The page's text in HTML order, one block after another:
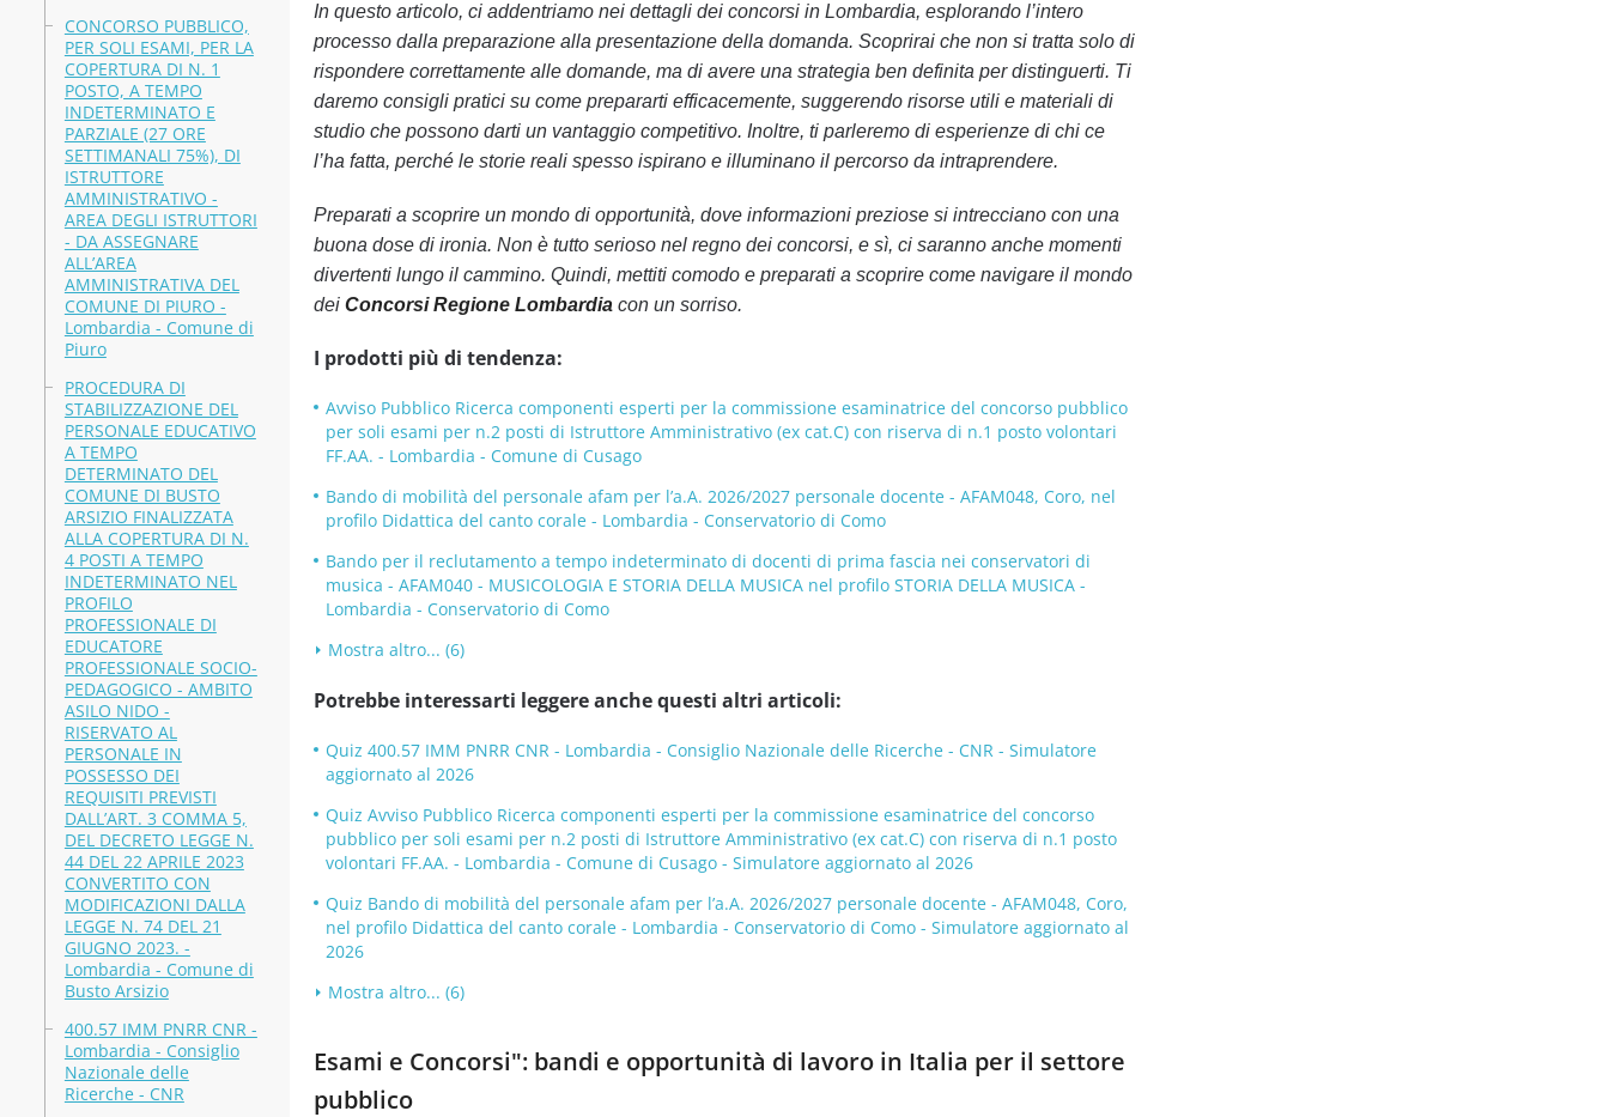
CONCORSO PUBBLICO,
PER SOLI ESAMI, PER LA
COPERTURA DI N. 1
POSTO, A TEMPO
INDETERMINATO E
PARZIALE (27 ORE
SETTIMANALI 75%), DI
ISTRUTTORE
AMMINISTRATIVO -
AREA DEGLI ISTRUTTORI
- DA ASSEGNARE
ALL’AREA
AMMINISTRATIVA DEL
COMUNE DI PIURO -
Lombardia - Comune di
Piuro
PROCEDURA DI
STABILIZZAZIONE DEL
PERSONALE EDUCATIVO
A TEMPO
DETERMINATO DEL
COMUNE DI BUSTO
ARSIZIO FINALIZZATA
ALLA COPERTURA DI N.
4 POSTI A TEMPO
INDETERMINATO NEL
PROFILO
PROFESSIONALE DI
EDUCATORE
PROFESSIONALE SOCIO-
PEDAGOGICO - AMBITO
ASILO NIDO -
RISERVATO AL
PERSONALE IN
POSSESSO DEI
REQUISITI PREVISTI
DALL’ART. 3 COMMA 5,
DEL DECRETO LEGGE N.
44 DEL 22 APRILE 2023
CONVERTITO CON
MODIFICAZIONI DALLA
LEGGE N. 74 DEL 21
GIUGNO 2023. -
Lombardia - Comune di
Busto Arsizio
400.57 IMM PNRR CNR -
Lombardia - Consiglio
Nazionale delle
Ricerche - CNR
In questo articolo, ci addentriamo nei dettagli dei concorsi in Lombardia, esplorando l’intero
processo dalla preparazione alla presentazione della domanda. Scoprirai che non si tratta solo di
rispondere correttamente alle domande, ma di avere una strategia ben definita per distinguerti. Ti
daremo consigli pratici su come prepararti efficacemente, suggerendo risorse utili e materiali di
studio che possono darti un vantaggio competitivo. Inoltre, ti parleremo di esperienze di chi ce
l’ha fatta, perché le storie reali spesso ispirano e illuminano il percorso da intraprendere.
Preparati a scoprire un mondo di opportunità, dove informazioni preziose si intrecciano con una
buona dose di ironia. Non è tutto serioso nel regno dei concorsi, e sì, ci saranno anche momenti
divertenti lungo il cammino. Quindi, mettiti comodo e preparati a scoprire come navigare il mondo
dei Concorsi Regione Lombardiacon un sorriso.
I prodotti più di tendenza:
Avviso Pubblico Ricerca componenti esperti per la commissione esaminatrice del concorso pubblico
per soli esami per n.2 posti di Istruttore Amministrativo (ex cat.C) con riserva di n.1 posto volontari
FF.AA. - Lombardia - Comune di Cusago
Bando di mobilità del personale afam per l’a.A. 2026/2027 personale docente - AFAM048, Coro, nel
profilo Didattica del canto corale - Lombardia - Conservatorio di Como
Bando per il reclutamento a tempo indeterminato di docenti di prima fascia nei conservatori di
musica - AFAM040 - MUSICOLOGIA E STORIA DELLA MUSICA nel profilo STORIA DELLA MUSICA -
Lombardia - Conservatorio di Como
Mostra altro... (6)
Potrebbe interessarti leggere anche questi altri articoli:
Quiz 400.57 IMM PNRR CNR - Lombardia - Consiglio Nazionale delle Ricerche - CNR - Simulatore
aggiornato al 2026
Quiz Avviso Pubblico Ricerca componenti esperti per la commissione esaminatrice del concorso
pubblico per soli esami per n.2 posti di Istruttore Amministrativo (ex cat.C) con riserva di n.1 posto
volontari FF.AA. - Lombardia - Comune di Cusago - Simulatore aggiornato al 2026
Quiz Bando di mobilità del personale afam per l’a.A. 2026/2027 personale docente - AFAM048, Coro,
nel profilo Didattica del canto corale - Lombardia - Conservatorio di Como - Simulatore aggiornato al
2026
Mostra altro... (6)
Esami e Concorsi": bandi e opportunità di lavoro in Italia per il settore
pubblico